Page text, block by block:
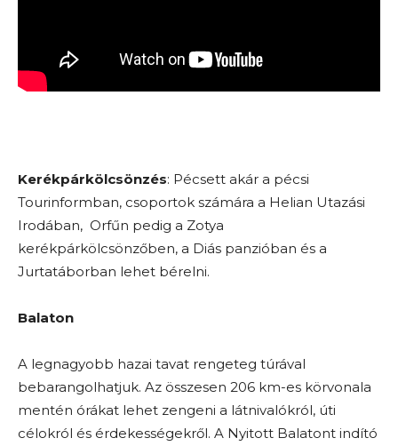
Kerékpárkölcsönzés: Pécsett akár a pécsi
Tourinformban, csoportok számára a Helian Utazási
Irodában, Orfűn pedig a Zotya
kerékpárkölcsönzőben, a Diás panzióban és a
Jurtatáborban lehet bérelni.
Balaton
A legnagyobb hazai tavat rengeteg túrával
bebarangolhatjuk. Az összesen 206 km-es körvonala
mentén órákat lehet zengeni a látnivalókról, úti
célokról és érdekességekről. A Nyitott Balatont indító